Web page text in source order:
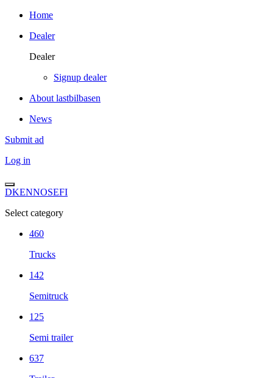
Home
Dealer
Dealer
Signup dealer
About lastbilbasen
News
Submit ad
Log in
DKENNOSEFI
Select category
460
Trucks
142
Semitruck
125
Semi trailer
637